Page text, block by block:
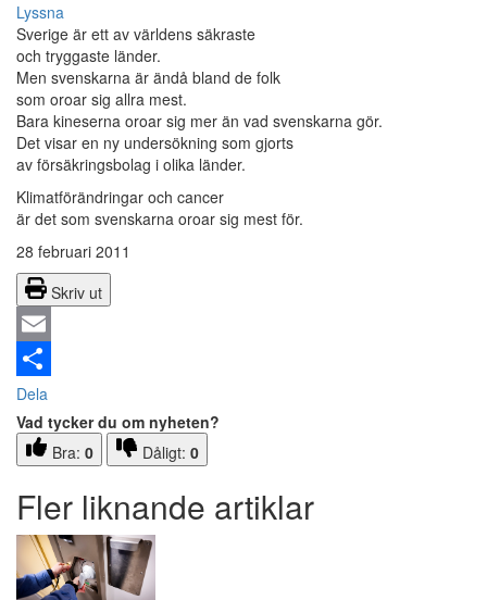
Lyssna
Sverige är ett av världens säkraste
och tryggaste länder.
Men svenskarna är ändå bland de folk
som oroar sig allra mest.
Bara kineserna oroar sig mer än vad svenskarna gör.
Det visar en ny undersökning som gjorts
av försäkringsbolag i olika länder.
Klimatförändringar och cancer
är det som svenskarna oroar sig mest för.
28 februari 2011
Skriv ut
Email
Dela
Vad tycker du om nyheten?
Bra: 0 Dåligt: 0
Fler liknande artiklar